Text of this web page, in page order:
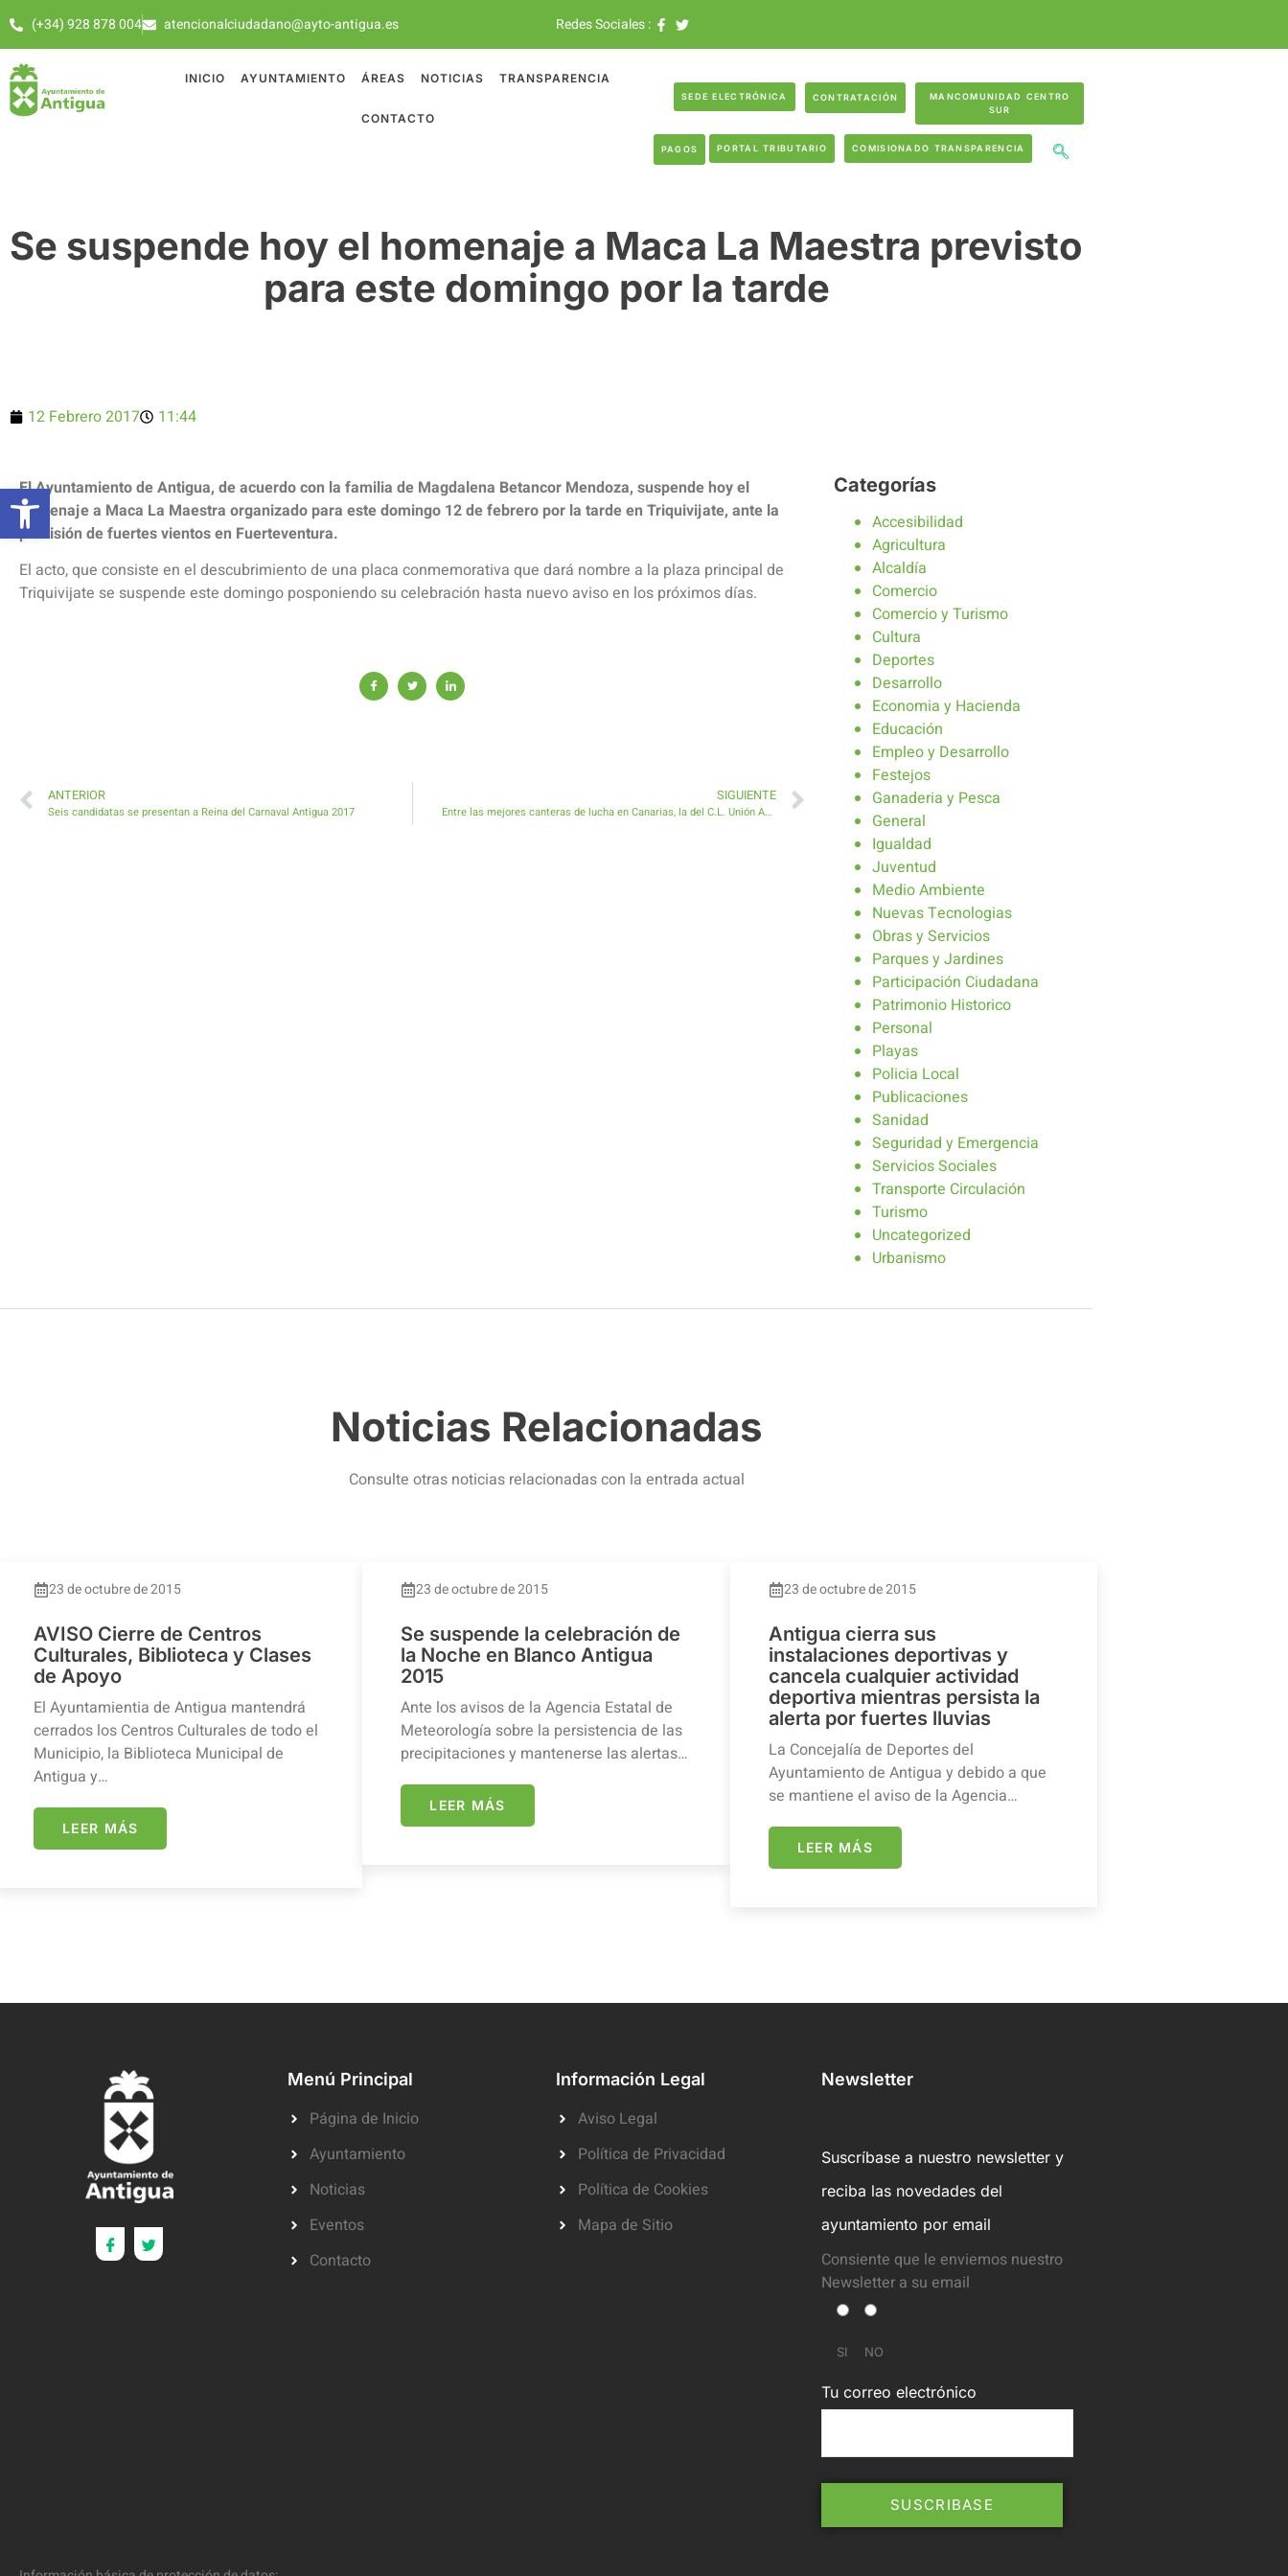
(+34) 928 878 004 atencionalciudadano@ayto-antigua.es Redes Sociales :
INICIO AYUNTAMIENTO ÁREAS NOTICIAS TRANSPARENCIA
CONTACTO
SEDE ELECTRÓNICA CONTRATACIÓN
MANCOMUNIDAD CENTRO
SUR
PAGOS PORTAL TRIBUTARIO COMISIONADO TRANSPARENCIA
Se suspende hoy el homenaje a Maca La Maestra previsto
para este domingo por la tarde
12 Febrero 2017 11:44
El Ayuntamiento de Antigua, de acuerdo con la familia de Magdalena Betancor Mendoza, suspende hoy el
homenaje a Maca La Maestra organizado para este domingo 12 de febrero por la tarde en Triquivijate, ante la
previsión de fuertes vientos en Fuerteventura.
El acto, que consiste en el descubrimiento de una placa conmemorativa que dará nombre a la plaza principal de
Triquivijate se suspende este domingo posponiendo su celebración hasta nuevo aviso en los próximos días.
ANTERIOR
Seis candidatas se presentan a Reina del Carnaval Antigua 2017
SIGUIENTE
Entre las mejores canteras de lucha en Canarias, la del C.L. Unión Antigua
Categorías
Accesibilidad
Agricultura
Alcaldía
Comercio
Comercio y Turismo
Cultura
Deportes
Desarrollo
Economia y Hacienda
Educación
Empleo y Desarrollo
Festejos
Ganaderia y Pesca
General
Igualdad
Juventud
Medio Ambiente
Nuevas Tecnologias
Obras y Servicios
Parques y Jardines
Participación Ciudadana
Patrimonio Historico
Personal
Playas
Policia Local
Publicaciones
Sanidad
Seguridad y Emergencia
Servicios Sociales
Transporte Circulación
Turismo
Uncategorized
Urbanismo
Noticias Relacionadas
Consulte otras noticias relacionadas con la entrada actual
23 de octubre de 2015
AVISO Cierre de Centros
Culturales, Biblioteca y Clases
de Apoyo
El Ayuntamientia de Antigua mantendrá
cerrados los Centros Culturales de todo el
Municipio, la Biblioteca Municipal de
Antigua y…
LEER MÁS
23 de octubre de 2015
Se suspende la celebración de
la Noche en Blanco Antigua
2015
Ante los avisos de la Agencia Estatal de
Meteorología sobre la persistencia de las
precipitaciones y mantenerse las alertas…
LEER MÁS
23 de octubre de 2015
Antigua cierra sus
instalaciones deportivas y
cancela cualquier actividad
deportiva mientras persista la
alerta por fuertes lluvias
La Concejalía de Deportes del
Ayuntamiento de Antigua y debido a que
se mantiene el aviso de la Agencia…
LEER MÁS
Menú Principal
Página de Inicio
Ayuntamiento
Noticias
Eventos
Contacto
Información Legal
Aviso Legal
Política de Privacidad
Política de Cookies
Mapa de Sitio
Newsletter
Suscríbase a nuestro newsletter y
reciba las novedades del
ayuntamiento por email
Consiente que le enviemos nuestro
Newsletter a su email
SI NO
Tu correo electrónico
Abrir barra de herramientas